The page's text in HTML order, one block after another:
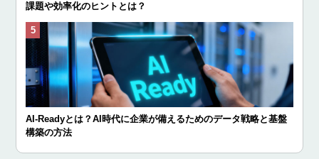
課題や効率化のヒントとは？
AI-Readyとは？AI時代に企業が備えるためのデータ戦略と基盤
構築の方法